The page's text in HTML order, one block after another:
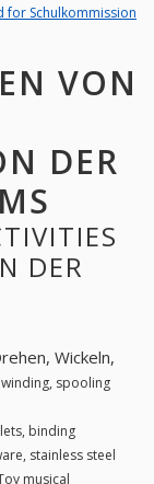
Schulkommission
VON
DER
DER
Wickeln,
spooling
binding
stainless steel
musical